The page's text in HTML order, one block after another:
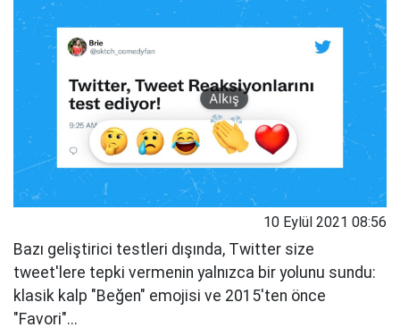
10 Eylül 2021 08:56
Bazı geliştirici testleri dışında, Twitter size
tweet'lere tepki vermenin yalnızca bir yolunu sundu:
klasik kalp "Beğen" emojisi ve 2015'ten önce
"Favori"...